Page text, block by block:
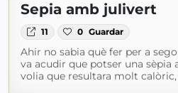
Sepia amb julivert
11 0 Guardar
Ahir no sabia què fer per a
va acudir que potser una sèpia
volia que resultara molt calòric,